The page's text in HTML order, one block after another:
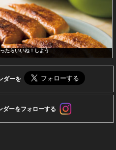
たらいいね！しよう
ダーを
ーをフォローする